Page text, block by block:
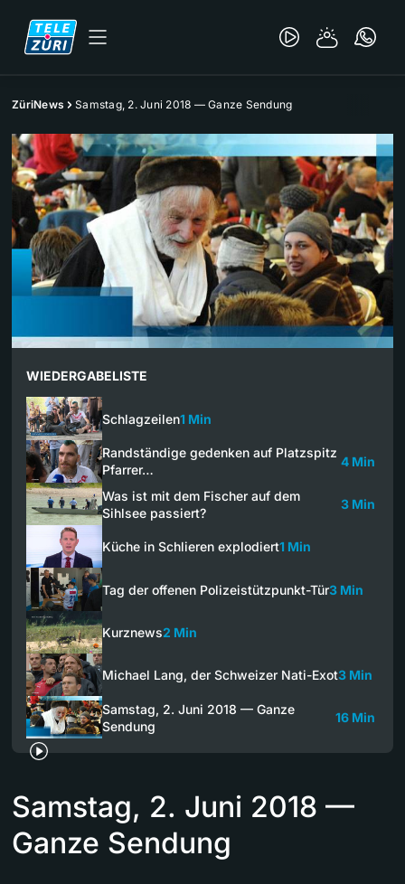
ZüriNews Samstag, 2. Juni 2018 — Ganze Sendung
WIEDERGABELISTE
Schlagzeilen1 Min
Randständige gedenken auf Platzspitz
Pfarrer…
4 Min
Was ist mit dem Fischer auf dem
Sihlsee passiert?
3 Min
Küche in Schlieren explodiert1 Min
Tag der offenen Polizeistützpunkt-Tür3 Min
Kurznews2 Min
Michael Lang, der Schweizer Nati-Exot3 Min
Samstag, 2. Juni 2018 — Ganze
Sendung
16 Min
Samstag, 2. Juni 2018 —
Ganze Sendung